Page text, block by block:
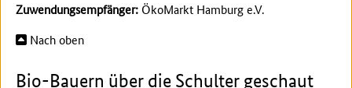
Zuwendungsempfänger: ÖkoMarkt Hamburg e.V.
Nach oben
Bio-Bauern über die Schulter geschaut